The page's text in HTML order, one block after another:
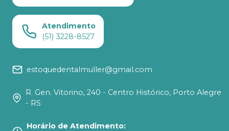
Atendimento
(51) 3228-8527
estoquedentalmuller@gmail.com
R. Gen. Vitorino, 240 - Centro Histórico, Porto Alegre
- RS
Horário de Atendimento: